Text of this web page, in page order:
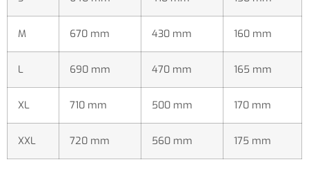
M 670 mm 430 mm 160 mm
L 690 mm 470 mm 165 mm
XL 710 mm 500 mm 170 mm
XXL 720 mm 560 mm 175 mm